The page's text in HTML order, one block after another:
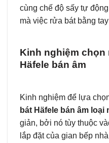
cùng chế độ sấy tự
mà việc rửa bát bằng
Kinh nghiệm chọn
Häfele bán âm
Kinh nghiệm để lựa
bát Häfele bán âm loại
giản, bởi nó tùy thuộc
lắp đặt của gian bếp